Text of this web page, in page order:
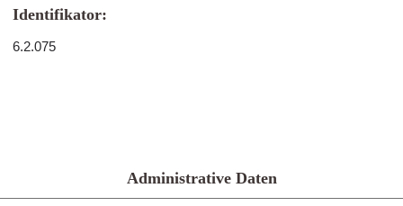
Identifikator:
6.2.075
Administrative Daten